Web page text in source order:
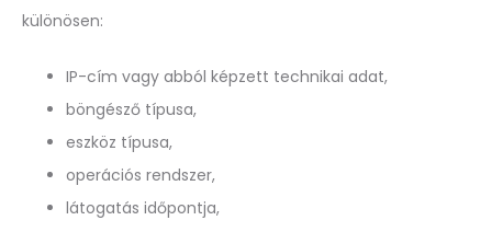
különösen:
IP-cím vagy abból képzett technikai adat,
böngésző típusa,
eszköz típusa,
operációs rendszer,
látogatás időpontja,